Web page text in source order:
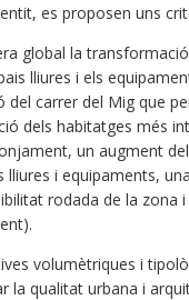
es proposen uns
global la
lliures i els
del carrer del Mig que
dels habitatges més
un augment
lliures i equipaments,
rodada de la zona
volumètriques i
la qualitat urbana i